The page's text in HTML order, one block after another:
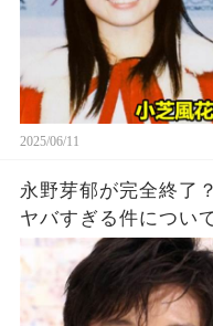
2025/06/11
永野芽郁が完全終了
ヤバすぎる件につい